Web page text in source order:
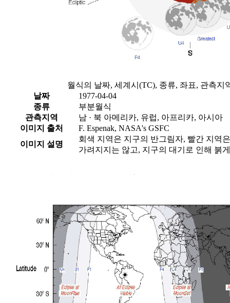
월식의 날짜, 세계시(TC), 종류, 좌표, 관측
날짜
1977-04-04
종류
부분월식
관측지역
남 · 북 아메리카, 유럽, 아프리카, 아시아
이미지 출처
F. Espenak, NASA's GSFC
이미지 설명
회색 지역은 지구의 반그림자, 빨간 지역
가려지지는 않고, 지구의 대기로 인해 붉